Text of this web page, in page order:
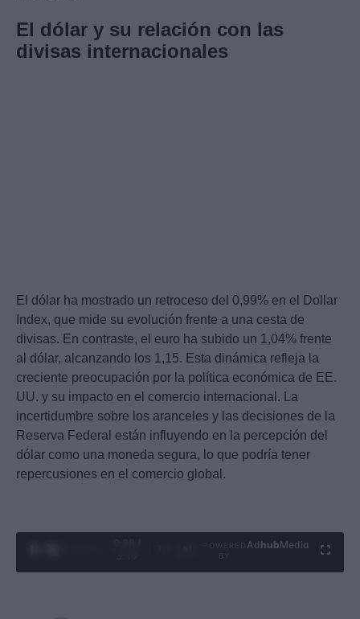
El dólar y su relación con las
divisas internacionales
El dólar ha mostrado un retroceso del 0,99% en el Dollar
Index, que mide su evolución frente a una cesta de
divisas. En contraste, el euro ha subido un 1,04% frente
al dólar, alcanzando los 1,15. Esta dinámica refleja la
creciente preocupación por la política económica de EE.
UU. y su impacto en el comercio internacional. La
incertidumbre sobre los aranceles y las decisiones de la
Reserva Federal están influyendo en la percepción del
dólar como una moneda segura, lo que podría tener
repercusiones en el comercio global.
Ad hubMedia